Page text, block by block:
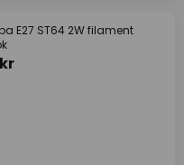
E27 ST64 2W filament